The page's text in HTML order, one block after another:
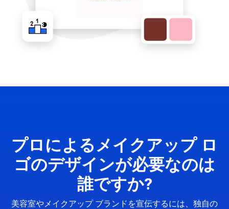
プロによるメイクアップ ロ
ゴのデザインが必要なのは
誰ですか?
美容室やメイクアップ ブランドを宣伝するには、独自の